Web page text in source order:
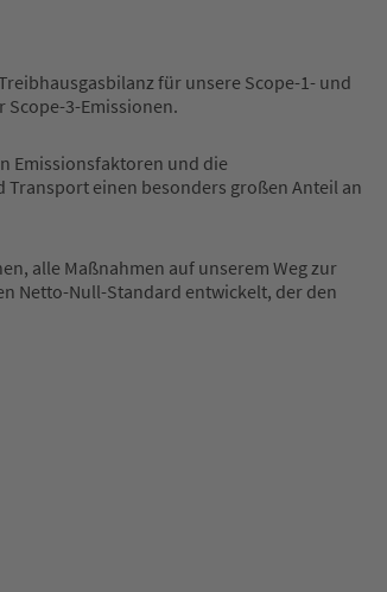
für unsere Scope-1- und
3-Emissionen.
Emissionsfaktoren und die
Transport einen besonders großen Anteil an
alle Maßnahmen auf unserem Weg zur
Netto-Null-Standard entwickelt, der den